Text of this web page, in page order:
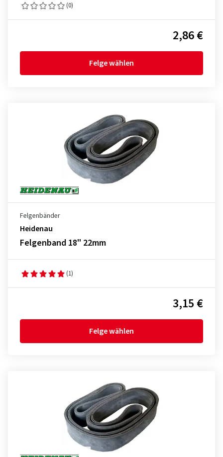
(0)
2,86 €
Felge wählen
Felgenbänder
Heidenau
Felgenband 18" 22mm
(1)
3,15 €
Felge wählen